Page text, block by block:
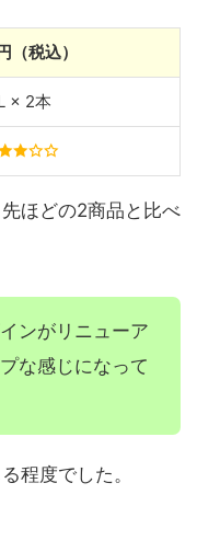
（税込）
× 2本
ほどの2商品と比べ
ンがリニューア
な感じになって
程度でした。